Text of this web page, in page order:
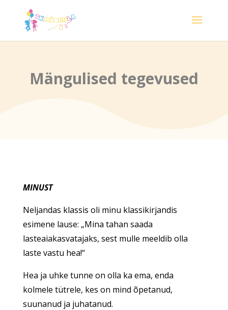
Mängulised tegevused
MINUST
Neljandas klassis oli minu klassikirjandis
esimene lause: „Mina tahan saada
lasteaiakasvatajaks, sest mulle meeldib olla
laste vastu hea!“
Hea ja uhke tunne on olla ka ema, enda
kolmele tütrele, kes on mind õpetanud,
suunanud ja juhatanud.